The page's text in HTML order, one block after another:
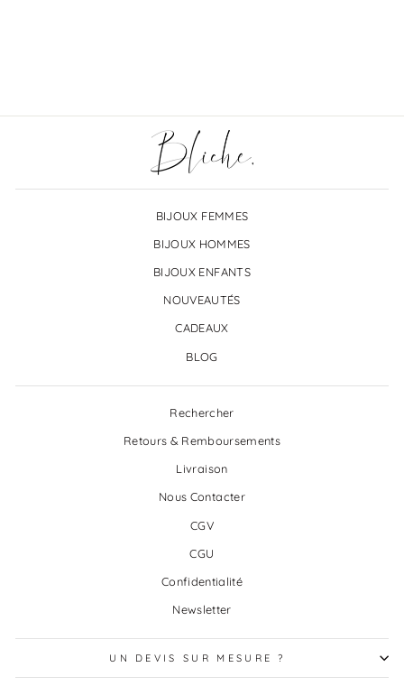
BIJOUX FEMMES
BIJOUX HOMMES
BIJOUX ENFANTS
NOUVEAUTÉS
CADEAUX
BLOG
Rechercher
Retours & Remboursements
Livraison
Nous Contacter
CGV
CGU
Confidentialité
Newsletter
UN DEVIS SUR MESURE ?